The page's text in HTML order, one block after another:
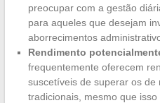
preocupar com a gestão
para aqueles que desejam
aborrecimentos
Rendimento
frequentemente oferecem
suscetíveis de superar os
tradicionais, mesmo que